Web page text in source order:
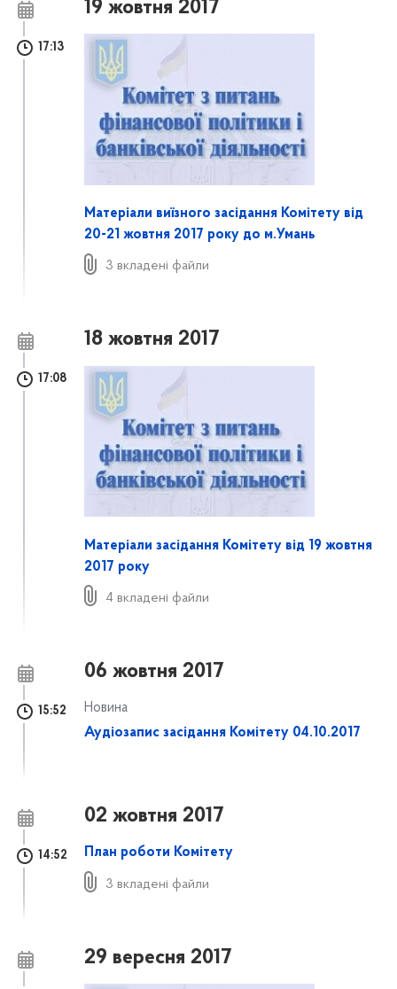
19 жовтня 2017
17:13
Матеріали виїзного засідання Комітету від
20-21 жовтня 2017 року до м.Умань
3 вкладені файли
18 жовтня 2017
17:08
Матеріали засідання Комітету від 19 жовтня
2017 року
4 вкладені файли
06 жовтня 2017
15:52
Новина
Аудіозапис засідання Комітету 04.10.2017
02 жовтня 2017
14:52 План роботи Комітету
3 вкладені файли
29 вересня 2017